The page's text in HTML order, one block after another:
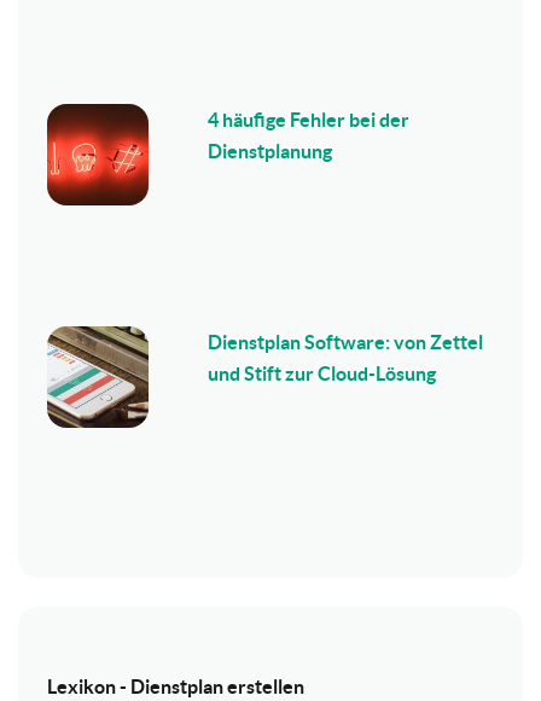
4 häufige Fehler bei der
Dienstplanung
Dienstplan Software: von Zettel
und Stift zur Cloud-Lösung
Lexikon - Dienstplan erstellen